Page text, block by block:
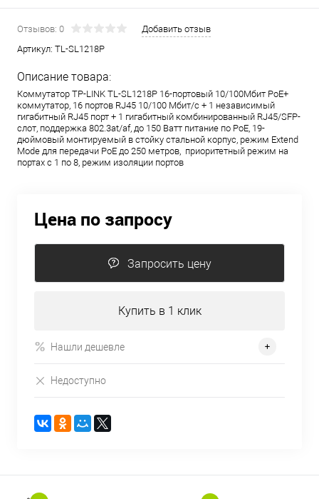
Отзывов: 0
Добавить отзыв
Артикул: TL-SL1218P
Описание товара:
Коммутатор TP-LINK TL-SL1218P 16-портовый 10/100Мбит PoE+
коммутатор, 16 портов RJ45 10/100 Мбит/с + 1 независимый
гигабитный RJ45 порт + 1 гигабитный комбинированный RJ45/SFP-
слот, поддержка 802.3at/af, до 150 Ватт питание по PoE, 19-
дюймовый монтируемый в стойку стальной корпус, режим Extend
Mode для передачи PoE до 250 метров, приоритетный режим на
портах с 1 по 8, режим изоляции портов
Цена по запросу
Запросить цену
Купить в 1 клик
Нашли дешевле
Недоступно